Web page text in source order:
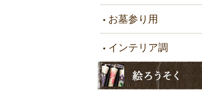
お墓参り用
インテリア調